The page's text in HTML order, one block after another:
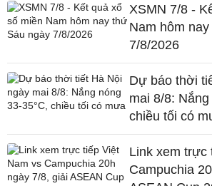
XSMN 7/8 -
Nam hôm
7/8/2026
Dự báo thời
mai 8/8:
chiều tối có
Link xem trực
Campuchia